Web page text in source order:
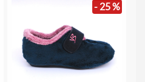
- 25 %